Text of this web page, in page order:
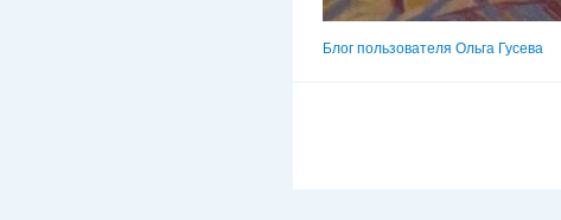
Блог пользователя Ольга Гусева